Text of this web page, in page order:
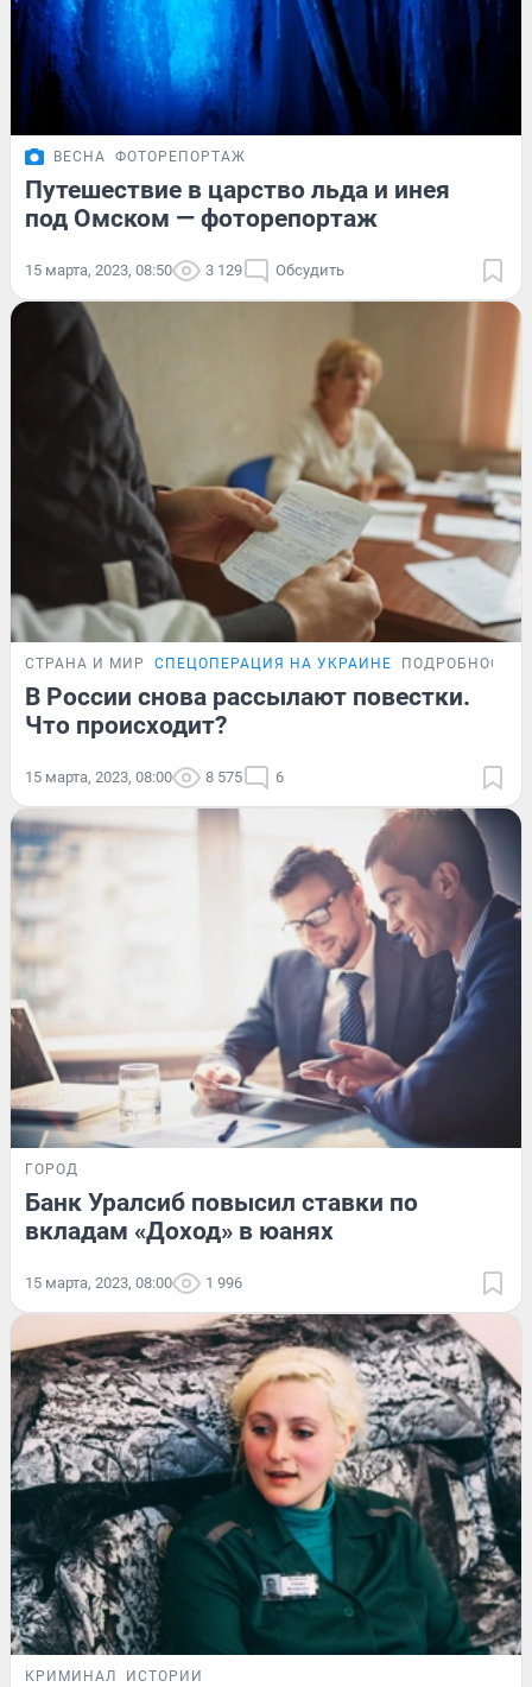
ВЕСНА ФОТОРЕПОРТАЖ
Путешествие в царство льда и инея
под Омском — фоторепортаж
15 марта, 2023, 08:50 3 129 Обсудить
СТРАНА И МИР СПЕЦОПЕРАЦИЯ НА УКРАИНЕ ПОДРОБНОСТИ
В России снова рассылают повестки.
Что происходит?
15 марта, 2023, 08:00 8 575 6
ГОРОД
Банк Уралсиб повысил ставки по
вкладам «Доход» в юанях
15 марта, 2023, 08:00 1 996
КРИМИНАЛ ИСТОРИИ